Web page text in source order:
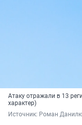
Атаку отражали в 13
характер)
Источник: Роман